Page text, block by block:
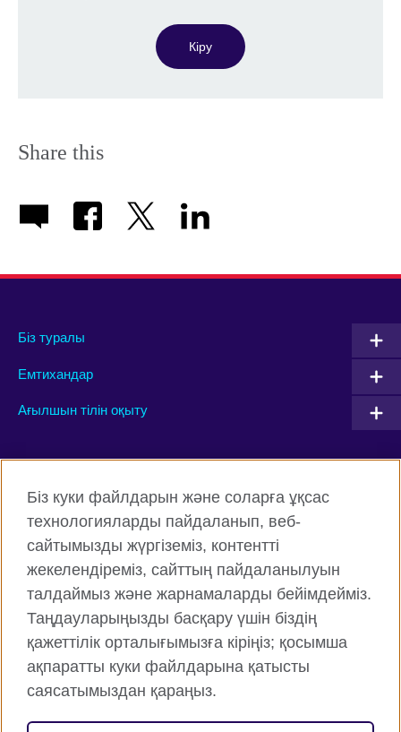
Кіру
Share this
Біз туралы
Емтихандар
Ағылшын тілін оқыту
Connect with us
Facebook Twitter
Instagram YouTube
Flickr
British Council жаһанды түрде
Құпиялық және пайдалану шарттары
Cookie файлдары
Біз куки файлдарын және соларға ұқсас
технологияларды пайдаланып, веб-
сайтымызды жүргіземіз, контентті
жекелендіреміз, сайттың пайдаланылуын
талдаймыз және жарнамаларды бейімдейміз.
Таңдауларыңызды басқару үшін біздің
қажеттілік орталығымызға кіріңіз; қосымша
ақпаратты куки файлдарына қатысты
саясатымыздан қараңыз.